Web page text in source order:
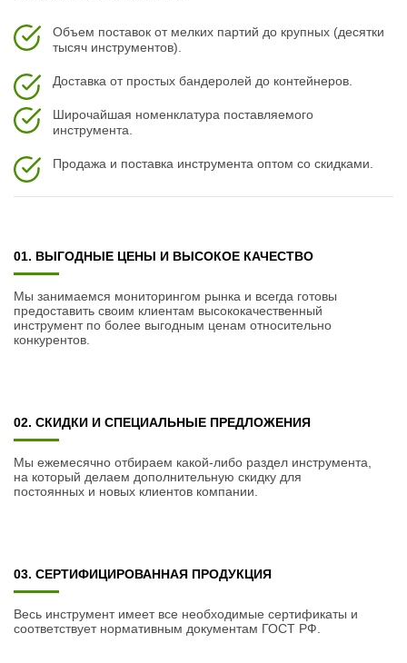
Объем поставок от мелких партий до крупных (десятки
тысяч инструментов).
Доставка от простых бандеролей до контейнеров.
Широчайшая номенклатура поставляемого
инструмента.
Продажа и поставка инструмента оптом со скидками.
01. ВЫГОДНЫЕ ЦЕНЫ И ВЫСОКОЕ КАЧЕСТВО
Мы занимаемся мониторингом рынка и всегда готовы
предоставить своим клиентам высококачественный
инструмент по более выгодным ценам относительно
конкурентов.
02. СКИДКИ И СПЕЦИАЛЬНЫЕ ПРЕДЛОЖЕНИЯ
Мы ежемесячно отбираем какой-либо раздел инструмента,
на который делаем дополнительную скидку для
постоянных и новых клиентов компании.
03. СЕРТИФИЦИРОВАННАЯ ПРОДУКЦИЯ
Весь инструмент имеет все необходимые сертификаты и
соответствует нормативным документам ГОСТ РФ.